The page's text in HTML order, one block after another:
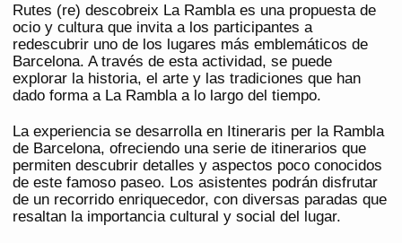
Rutes (re) descobreix La Rambla es una propuesta de
ocio y cultura que invita a los participantes a
redescubrir uno de los lugares más emblemáticos de
Barcelona. A través de esta actividad, se puede
explorar la historia, el arte y las tradiciones que han
dado forma a La Rambla a lo largo del tiempo.
La experiencia se desarrolla en Itineraris per la Rambla
de Barcelona, ofreciendo una serie de itinerarios que
permiten descubrir detalles y aspectos poco conocidos
de este famoso paseo. Los asistentes podrán disfrutar
de un recorrido enriquecedor, con diversas paradas que
resaltan la importancia cultural y social del lugar.